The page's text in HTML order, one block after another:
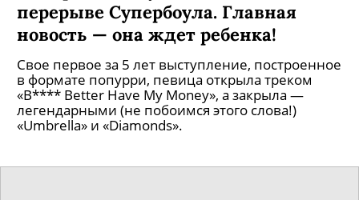
VK Fest объявил даты проведения.
В этом году — сразу в пяти городах!
Фестиваль расширит географию до самой
большой в своей истории.